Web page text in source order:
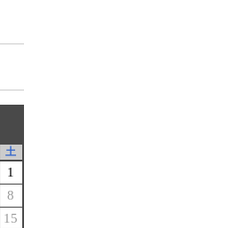
土
1
8
15